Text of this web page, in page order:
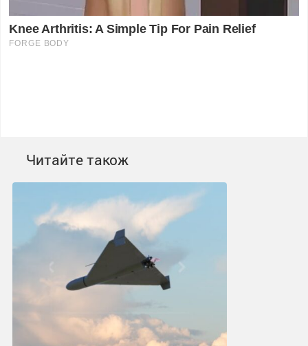
Читайте також